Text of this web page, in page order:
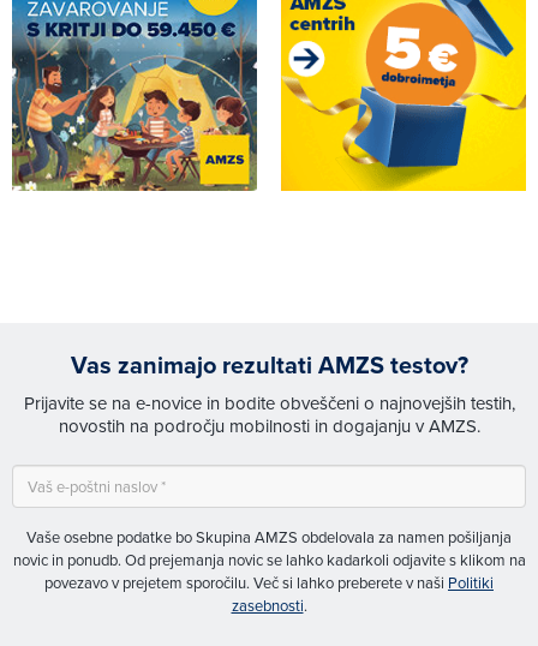
Vas zanimajo rezultati AMZS testov?
Prijavite se na e-novice in bodite obveščeni o najnovejših testih,
novostih na področju mobilnosti in dogajanju v AMZS.
Vaše osebne podatke bo Skupina AMZS obdelovala za namen pošiljanja
novic in ponudb. Od prejemanja novic se lahko kadarkoli odjavite s klikom na
povezavo v prejetem sporočilu. Več si lahko preberete v naši Politiki
zasebnosti.